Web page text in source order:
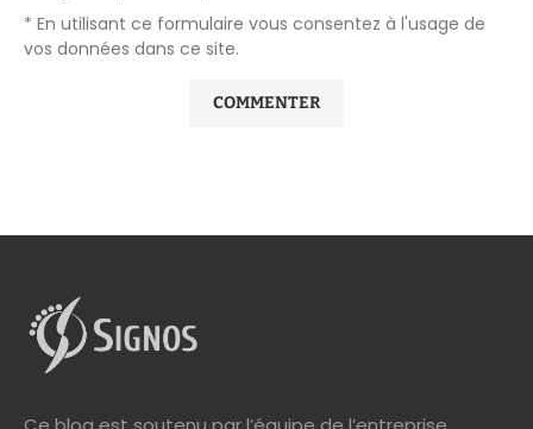
* En utilisant ce formulaire vous consentez à l'usage de
vos données dans ce site.